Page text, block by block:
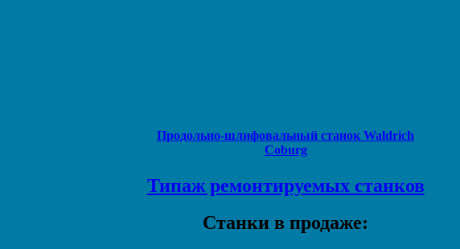
Продольно-шлифовальный станок Waldrich
Coburg
Типаж ремонтируемых станков
Станки в продаже: